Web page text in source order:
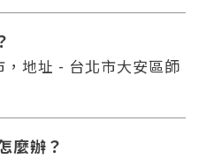
地址 - 台北市大安區師
麼辦？